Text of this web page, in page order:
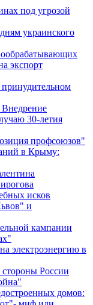
под угрозой
украинского
экспорт
30-летия
профсоюзов"
в Крыму:
исков
и
кампании
электроэнергию в
России
домов: